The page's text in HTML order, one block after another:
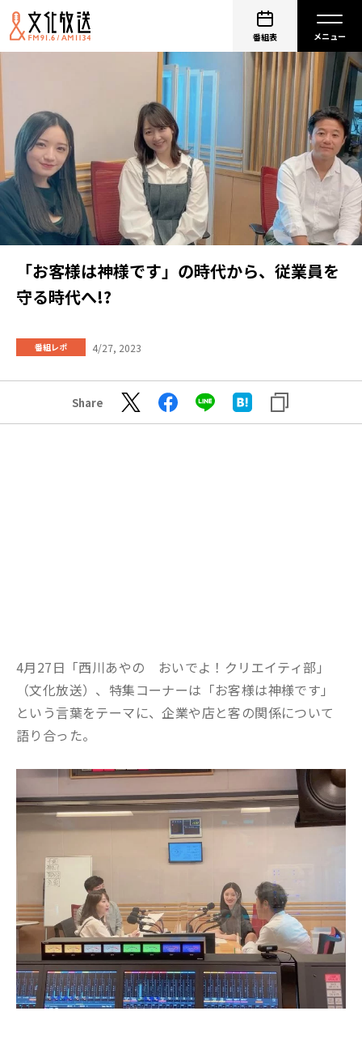
番組表
「お客様は神様です」の時代から、従業員を
守る時代へ!?
番組レポ 4/27, 2023
Share
4月27日「西川あやの おいでよ！クリエイティ部」
（文化放送）、特集コーナーは「お客様は神様です」
という言葉をテーマに、企業や店と客の関係について
語り合った。